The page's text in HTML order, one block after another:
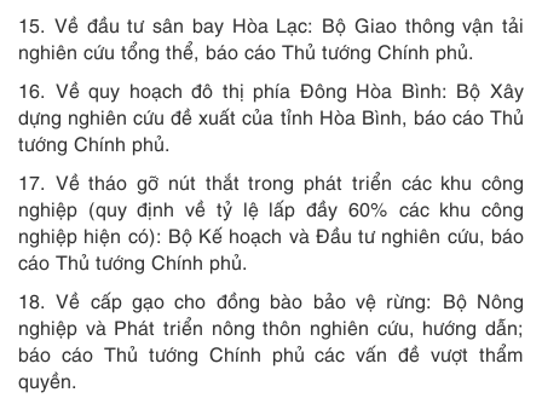
15. Về đầu tư sân bay Hòa Lạc: Bộ Giao thông vận tải
nghiên cứu tổng thể, báo cáo Thủ tướng Chính phủ.
16. Về quy hoạch đô thị phía Đông Hòa Bình: Bộ Xây
dựng nghiên cứu đề xuất của tỉnh Hòa Bình, báo cáo Thủ
tướng Chính phủ.
17. Về tháo gỡ nút thắt trong phát triển các khu công
nghiệp (quy định về tỷ lệ lấp đầy 60% các khu công
nghiệp hiện có): Bộ Kế hoạch và Đầu tư nghiên cứu, báo
cáo Thủ tướng Chính phủ.
18. Về cấp gạo cho đồng bào bảo vệ rừng: Bộ Nông
nghiệp và Phát triển nông thôn nghiên cứu, hướng dẫn;
báo cáo Thủ tướng Chính phủ các vấn đề vượt thẩm
quyền.